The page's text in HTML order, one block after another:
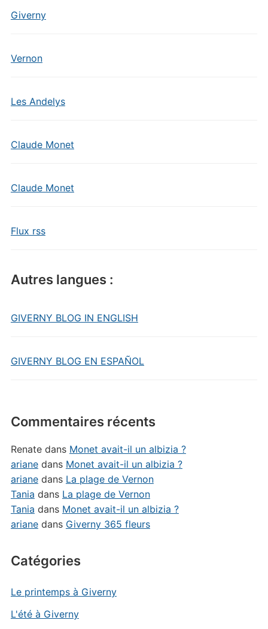
Giverny
Vernon
Les Andelys
Claude Monet
Claude Monet
Flux rss
Autres langues :
GIVERNY BLOG IN ENGLISH
GIVERNY BLOG EN ESPAÑOL
Commentaires récents
Renatedans Monet avait-il un albizia ?
arianedans Monet avait-il un albizia ?
arianedans La plage de Vernon
Tania dans La plage de Vernon
Tania dans Monet avait-il un albizia ?
arianedans Giverny 365 fleurs
Catégories
Le printemps à Giverny
L'été à Giverny